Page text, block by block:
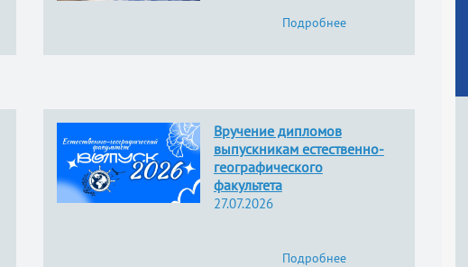
Подробнее
Вручение дипломов
выпускникам естественно-
географического
факультета
27.07.2026
Подробнее